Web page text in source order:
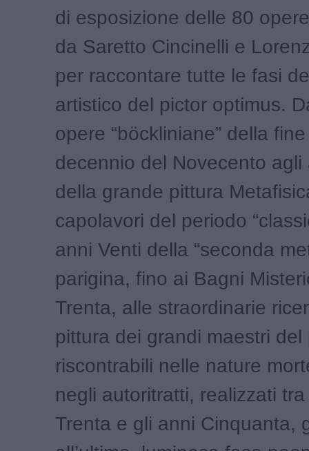
di esposizione delle 80
da Saretto Cincinelli e
per raccontare tutte le fasi
artistico del pictor optimus.
opere “böckliniane” della
decennio del Novecento agli
della grande pittura
capolavori del periodo
anni Venti della “seconda
parigina, fino ai Bagni
Trenta, alle straordinarie
pittura dei grandi maestri del
riscontrabili nelle nature
negli autoritratti, realizzati
Trenta e gli anni Cinquanta,